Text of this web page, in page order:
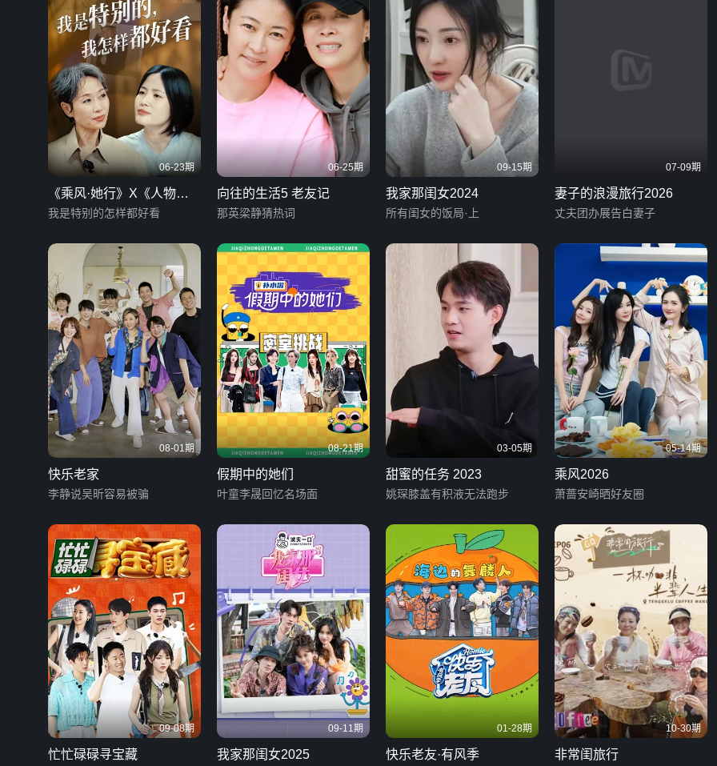
06-23期
《乘风·她行》X《人物》
特别企划
我是特别的怎样都好看
06-25期
向往的生活5 老友记
那英梁静猜热词
09-15期
我家那闺女2024
所有闺女的饭局·上
07-09期
妻子的浪漫旅行2026
丈夫团办展告白妻子
08-01期
快乐老家
李静说吴昕容易被骗
08-21期
假期中的她们
叶童李晟回忆名场面
03-05期
甜蜜的任务 2023
姚琛膝盖有积液无法跑步
05-14期
乘风2026
萧蔷安崎晒好友圈
09-08期
忙忙碌碌寻宝藏
09-11期
我家那闺女2025
01-28期
快乐老友·有风季
10-30期
非常闺旅行